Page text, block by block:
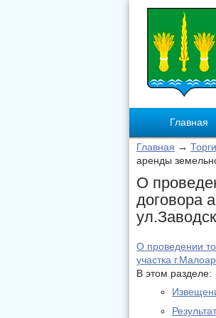
Главная
Главная → Торги
аренды
О
договора
О проведении
участка
В этом разделе: